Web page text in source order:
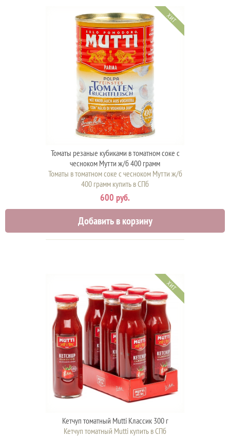
ХИТ
Томаты резаные кубиками в томатном соке с
чесноком Мутти ж/б 400 грамм
Томаты в томатном соке с чесноком Мутти ж/б
400 грамм купить в СПб
600 руб.
Добавить в корзину
ХИТ
Кетчуп томатный Mutti Классик 300 г
Кетчуп томатный Mutti купить в СПб